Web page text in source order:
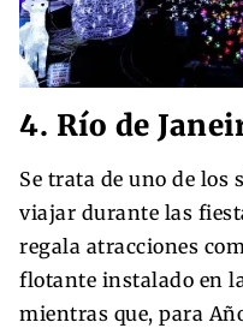
4. Río de
Se trata de uno de los
viajar durante las
regala atracciones
flotante instalado en
mientras que, para